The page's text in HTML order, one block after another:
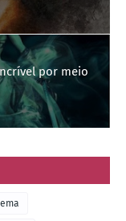
por meio